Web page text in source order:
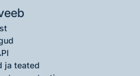
ja teated